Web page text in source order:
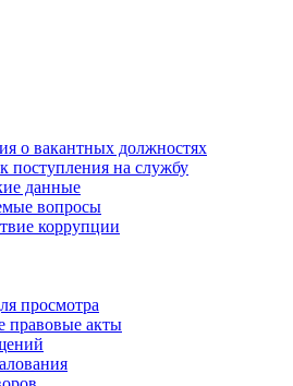
о вакантных должностях
поступления на службу
данные
вопросы
коррупции
просмотра
правовые акты